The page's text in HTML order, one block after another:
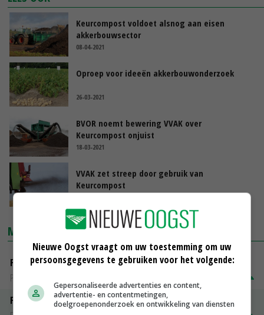
Keurcompost voldoet alsnog aan eisen
akkerbouwsector
08-04-2021
Oproep voor ideeën akkerbouwonderzoek
26-03-2021
BVOR noemt bewering VVAK over
Keurcompost onjuist
18-03-2021
VVAK zet streep door gebruik van
Keurcompost
MARKTPRIJZEN
Fontane
PotatoNL
Fritesgeschikt NL Du Be
Nieuwe Oogst vraagt om uw toestemming om uw
persoonsgegevens te gebruiken voor het volgende:
Gepersonaliseerde advertenties en content,
advertentie- en contentmetingen,
doelgroepenonderzoek en ontwikkeling van diensten